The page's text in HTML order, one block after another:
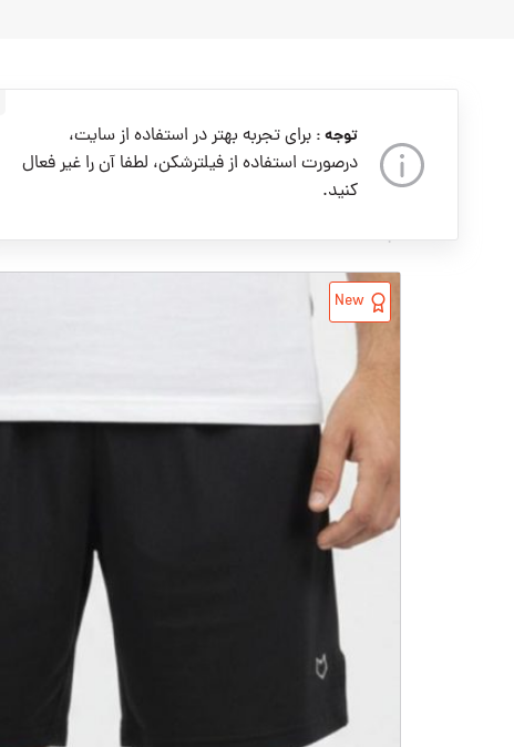
توجه : برای تجربه بهتر در استفاده از سایت،
درصورت استفاده از فیلترشکن، لطفا آن را غیر فعال
کنید.
New